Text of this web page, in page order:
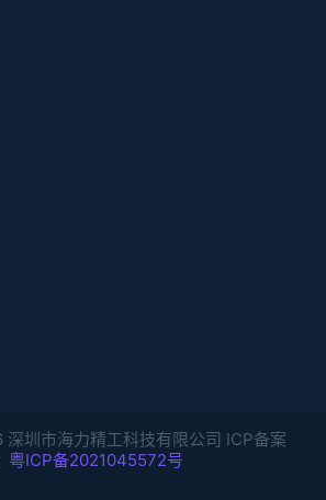
圳市海力精工科技有限公司 ICP备案
粤ICP备2021045572号